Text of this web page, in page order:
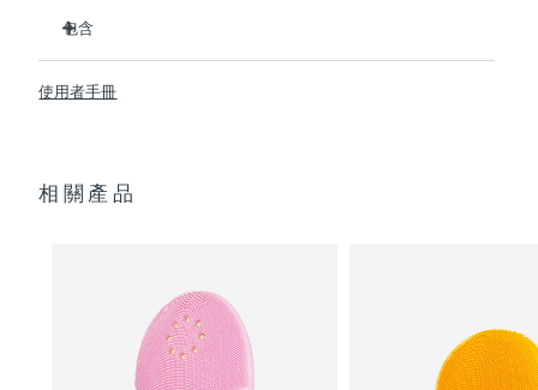
物。
清除毛孔深處的雜質，減少爆痘的可能。
撫平細紋，幫助放鬆面部肌肉緊張點。
16檔強度，符合人體工程學的輕質設計，智能app護膚。
包含
USB 充電線
通用操作指南
使用者手冊
相關產品